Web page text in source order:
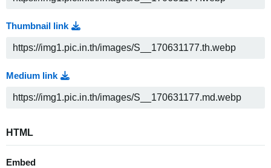
Thumbnail link
Medium link
HTML
Embed